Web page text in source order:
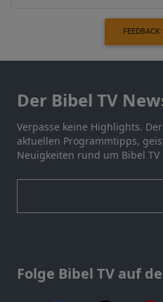
FEEDBACK
Der Bibel TV
Verpasse keine Highlights.
aktuellen Programmtipps,
Neuigkeiten rund um Bibel
Folge Bibel TV auf